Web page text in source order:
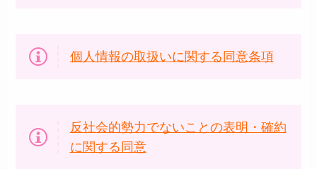
個人情報の取扱いに関する同意条項
反社会的勢力でないことの表明・確約
に関する同意